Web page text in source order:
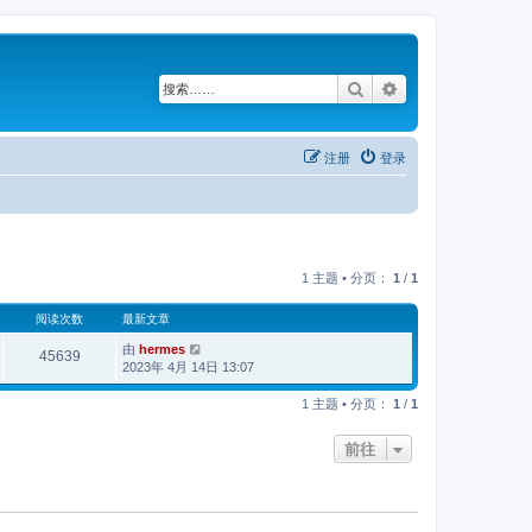
搜索
登录
注册
1 主题 • 分页： 1 / 1
阅读次数 最新文章
45639 由 hermes
2023年 4月 14日 13:07
1 主题 • 分页： 1 / 1
前往